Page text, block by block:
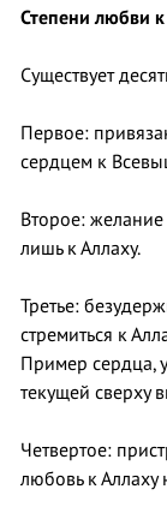
Степени любви
Существует
Первое:
сердцем к
Второе:
лишь к Аллаху.
Третье:
стремиться к
Пример сердца,
текущей сверху
Четвертое:
любовь к Аллаху